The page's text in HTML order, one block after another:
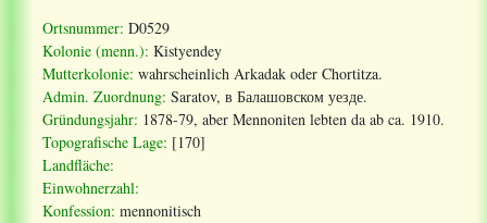
Ortsnummer: D0529
Kolonie (menn.): Kistyendey
Mutterkolonie: wahrscheinlich Arkadak oder Chortitza.
Admin. Zuordnung: Saratov, в Балашовском уезде.
Gründungsjahr: 1878-79, aber Mennoniten lebten da ab ca. 1910.
Topografische Lage: [170]
Landfläche:
Einwohnerzahl:
Konfession: mennonitisch